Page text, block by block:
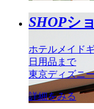
SHOPシ
ホテルメイド
日用品まで
東京ディズニ
詳細をみる